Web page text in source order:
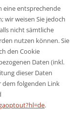
eine entsprechende
wir weisen Sie jedoch
nicht sämtliche
nutzen können. Sie
den Cookie
Daten (inkl.
dieser Daten
dem folgenden Link
.